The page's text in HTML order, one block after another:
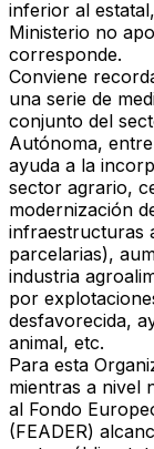
inferior al
Ministerio no
corresponde.
Conviene
una serie de
conjunto del
Autónoma,
ayuda a la
sector agrario,
modernización
infraestructuras
parcelarias),
industria
por
desfavorecida,
animal, etc.
Para esta
mientras a nivel
al Fondo
(FEADER)